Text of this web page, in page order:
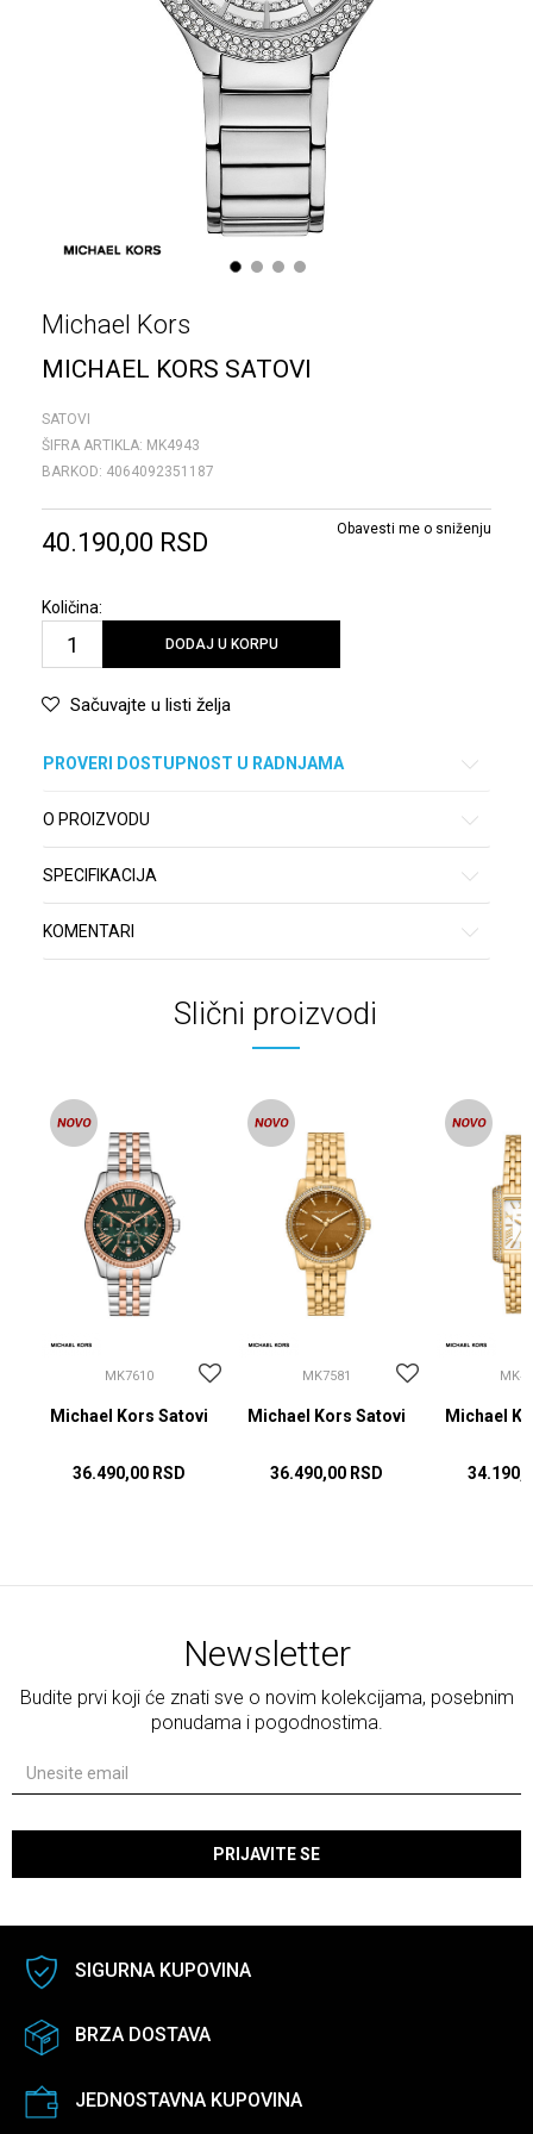
1 2 3 4
Michael Kors
MICHAEL KORS SATOVI
SATOVI
ŠIFRA ARTIKLA: MK4943
BARKOD: 4064092351187
40.190,00 RSD Obavesti me o sniženju
Količina:
DODAJ U KORPU
Sačuvajte u listi želja
PROVERI DOSTUPNOST U RADNJAMA
O PROIZVODU
SPECIFIKACIJA
KOMENTARI
Slični proizvodi
MK7610
Michael Kors Satovi
36.490,00 RSD
MK7581
Michael Kors Satovi
36.490,00 RSD
Michael
Newsletter
Budite prvi koji će znati sve o novim kolekcijama, posebnim
ponudama i pogodnostima.
PRIJAVITE SE
SIGURNA KUPOVINA
BRZA DOSTAVA
JEDNOSTAVNA KUPOVINA